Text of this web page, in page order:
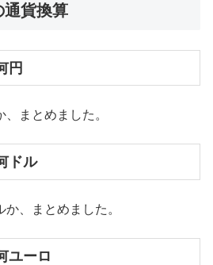
通貨換算
円
まとめました。
ドル
、まとめました。
ユーロ